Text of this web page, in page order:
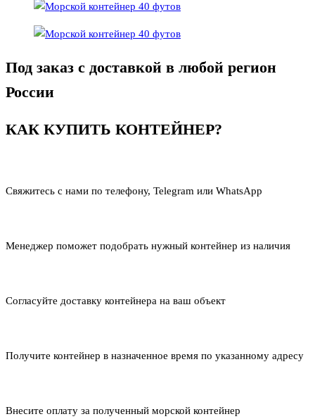
Под заказ с доставкой в любой регион
России
КАК КУПИТЬ КОНТЕЙНЕР?
Свяжитесь с нами по телефону, Telegram или WhatsApp
Менеджер поможет подобрать нужный контейнер из наличия
Согласуйте доставку контейнера на ваш объект
Получите контейнер в назначенное время по указанному адресу
Внесите оплату за полученный морской контейнер